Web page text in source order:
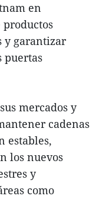
en
y garantizar
puertas
mercados y
cadenas
estables,
los nuevos
y
como